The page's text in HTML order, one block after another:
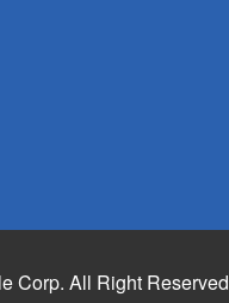
Corp. All Right Reserved